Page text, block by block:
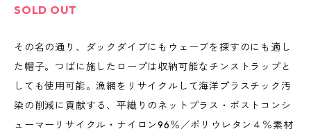
SOLD OUT
その名の通り、ダックダイブにもウェーブを探すのにも適し
た帽子。つばに施したロープは収納可能なチンストラップと
しても使用可能。漁網をリサイクルして海洋プラスチック汚
染の削減に貢献する、平織りのネットプラス・ポストコンシ
ューマーリサイクル・ナイロン96％／ポリウレタン４％素材